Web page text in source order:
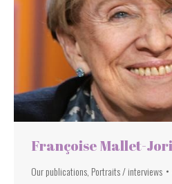
Françoise Mallet-
Our publications Portraits / interviews